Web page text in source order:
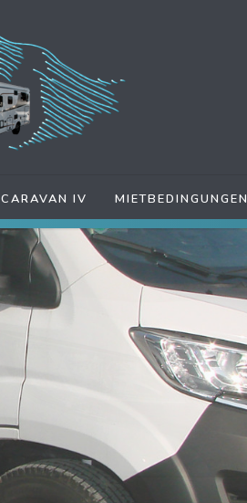
CARAVAN IV MIETBEDINGUNGEN